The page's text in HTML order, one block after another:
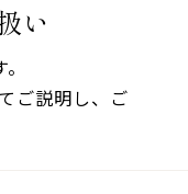
い
ご説明し、ご